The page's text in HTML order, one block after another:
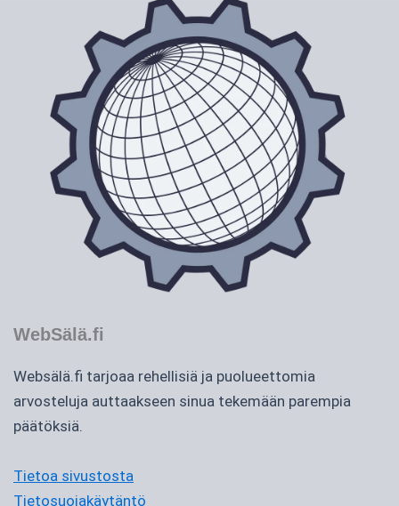
WebSälä.fi
Websälä.fi tarjoaa rehellisiä ja puolueettomia
arvosteluja auttaakseen sinua tekemään parempia
päätöksiä.
Tietoa sivustosta
Tietosuojakäytäntö